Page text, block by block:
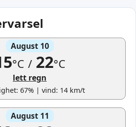
August 10
°C /22°C
lett regn
67% | vind: 14 km/t
August 11